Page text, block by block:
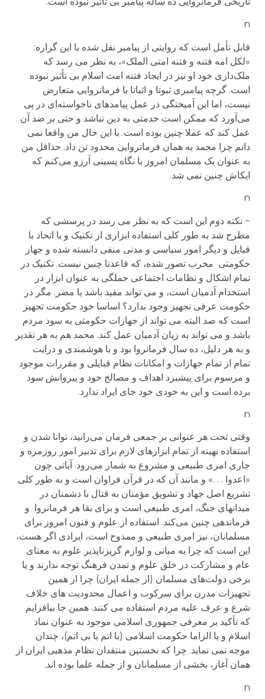
n
قابل تأمل است که روایتی از پیامبر نقل شده با این گزاره:
«لکل امه فتنه و فتنه امتی الملک»، به نظر می رسد که
ملک‌داری خود او نیز در ایجاد فتنه امت اسلام بی تأثیر نبوده
است. گرچه پیامبری ثبوتا و اثباتا با فرمانروایی متعارض
نیست، اما این آمیختگی در عمل پیامدهای ناخواسته‌ای در پی
می‌آورد که ممکن است خدمتی به دین نباشد و حتی بر ضد آن
عمل کند که عملا چنین بوده است. با این حال من واقعا نمی
دانم چرا محمد به همان فرمانروایی محدود تن داد. حداقل من
به عنوان یک مسلمان امروز با نگاه پسینی آرزو می‌کنم که
ایکاش چنین نمی شد.
n
− نکته دوم این است که به نظر می رسد در پرسشی که
مطرح شد به طور کلی استفاده ابزاری از تکنیک و یا اتحاد با
قبایل و دیگر امور سیاسی و مدنی منفی دانسته شده و جهاز
حکومتی مخرب تصور شده، که قاعدتا چنین نیست. تکنیک در
تمام اشکال و نظامات اجتماعی جملگی به عنوان ابزار در
استخدام آدمیان‌ است، و می تواند مفید باشد یا مضر. مگر در
حکومت عرفی تجهیز وجود ندارد؟ اساسا خود حکومت تجهیز
است که صد البته می تواند از جهازات حکومتی به سود مردم
باشد و می تواند به زیان آدمیان عمل کند. محمد هم به هر تقدیر
و به هر دلیل، ده سال فرمانروا بود و با هوشمندی و درایت
تمام از تمام جهازات و امکانات نظام قبایلی و مقررات موجود
و مرسوم برای پیشبرد اهداف و مصالح خود و پیروانش سود
برده است و این به خودی خود جای ایراد ندارد.
n
وقتی تحت هر عنوانی بر جمعی فرمان می‌رانید، توانا شدن و
استفاده بهینه از تمام ابزارهای لازم برای تدبیر امور روزمره و
جاری امری طبیعی و مشروع به شمار می‌رود. آیاتی چون
«اعدوا . . .» و مانند آن که در قرآن فراوان است و به طور کلی
تشریع اصل جهاد و تشویق مؤمنان به قتال با دشمنان در
میدانهای جنگ، امری طبیعی است و برای بقا هر فرمانروا و
فرماندهی چنین می‌کند. استفاده از علوم و فنون امروز برای
مسلمانان، نیز امری طبیعی و ممدوح است، ایرادی اگر هست،
این است که چرا به مبانی و لوازم گریز‌ناپذیر علوم به معنای
عام و مشارکت در خلق علوم و تمدن فرهنگ توجه ندارند و یا
برخی دولت‌های مسلمان (از جمله ایران) چرا از همین
تجهیزات مدرن برای سرکوب و اعمال محدودیت های خلاف
شرع و عرف علیه مردم استفاده می کنند. همین جا بیافزایم
که تأکید بر معرفی جمهوری اسلامی موجود به عنوان نماد
اسلام و یا الزاما حکومت اسلامی (با اتم یا بی اتم)، چندان
موجه نمی نماید. چرا که نخستین منتقدان نظام مذهبی ایران از
همان آغاز، بخشی از مسلمانان و از جمله علما بوده اند.
n